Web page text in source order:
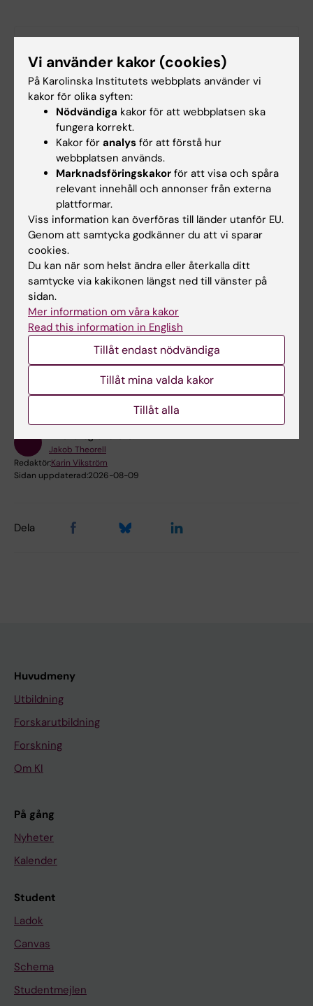
Centrum för infektionsmedicin (CIM)
Jenny Mjösbergs forskargrupp
Forskningsområden:
Autoimmunitet och inflammation
Bioinformatik (beräkningsbiologi) (Tillämpningar under
10610)
Immunologi inom det medicinska området
Neurologi
Psykiatri
Forskningsämnen:
Allergi och immunologi
Autoimmunitet
Jakob Theorell
Redaktör:Karin Vikström
Sidan uppdaterad:2026-08-09
Dela
Huvudmeny
Utbildning
Forskarutbildning
Forskning
Om KI
På gång
Nyheter
Kalender
Student
Ladok
Canvas
Schema
Studentmejlen
Vi använder kakor (cookies)
På Karolinska Institutets webbplats använder vi
kakor för olika syften:
Nödvändiga kakor för att webbplatsen ska
fungera korrekt.
Kakor för analys för att förstå hur
webbplatsen används.
Marknadsföringskakor för att visa och spåra
relevant innehåll och annonser från externa
plattformar.
Viss information kan överföras till länder utanför EU.
Genom att samtycka godkänner du att vi sparar
cookies.
Du kan när som helst ändra eller återkalla ditt
samtycke via kakikonen längst ned till vänster på
sidan.
Mer information om våra kakor
Read this information in English
Tillåt endast nödvändiga
Tillåt mina valda kakor
Tillåt alla